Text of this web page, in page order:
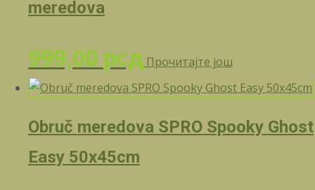
meredova
999,00 рсд Прочитајте још
Obruč meredova SPRO Spooky Ghost
Easy 50x45cm